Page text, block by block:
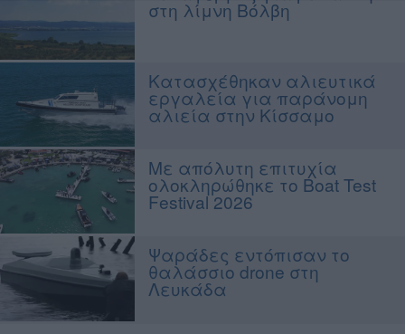
στη λίμνη Βόλβη
Κατασχέθηκαν αλιευτικά
εργαλεία για παράνομη
αλιεία στην Κίσσαμο
Με απόλυτη επιτυχία
ολοκληρώθηκε το Boat Test
Festival 2026
Ψαράδες εντόπισαν το
θαλάσσιο drone στη
Λευκάδα